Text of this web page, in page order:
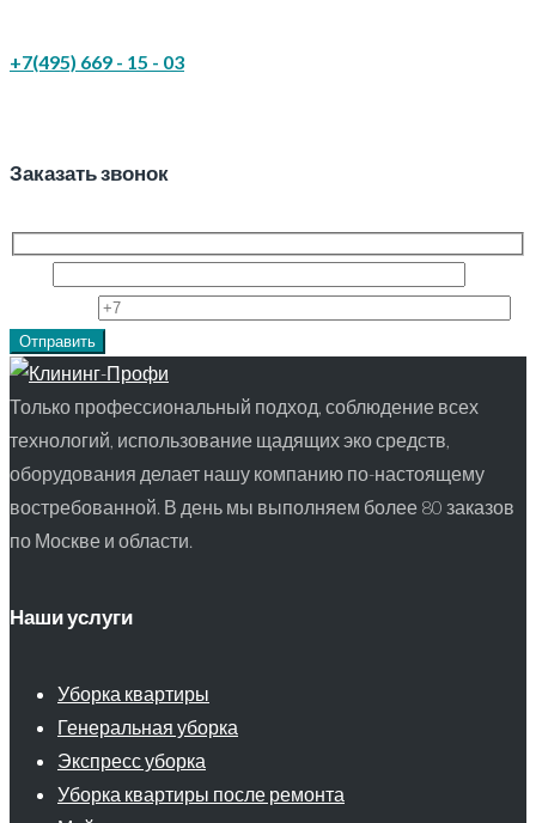
+7(495) 669 - 15 - 03
Заказать звонок
Только профессиональный подход, соблюдение всех
технологий, использование щадящих эко средств,
оборудования делает нашу компанию по-настоящему
востребованной. В день мы выполняем более 80 заказов
по Москве и области.
Наши услуги
Уборка квартиры
Генеральная уборка
Экспресс уборка
Уборка квартиры после ремонта